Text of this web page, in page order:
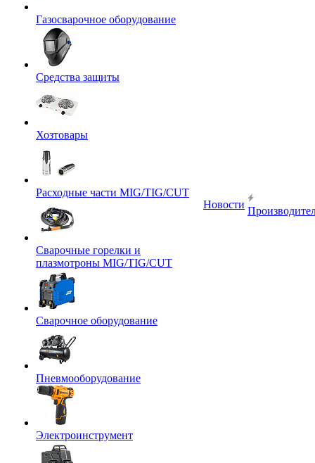
Газосварочное оборудование
Средства защиты
Хозтовары
Расходные части MIG/TIG/CUT
Сварочные горелки и
плазмотроны MIG/TIG/CUT
Сварочное оборудование
Пневмооборудование
Электроинструмент
Новости